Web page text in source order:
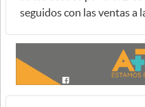
seguidos con las ventas a